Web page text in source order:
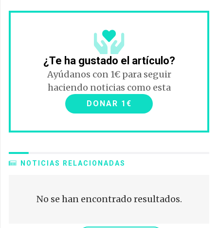
¿Te ha gustado el artículo?
Ayúdanos con 1€ para seguir
haciendo noticias como esta
DONAR 1€
NOTICIAS RELACIONADAS
No se han encontrado resultados.